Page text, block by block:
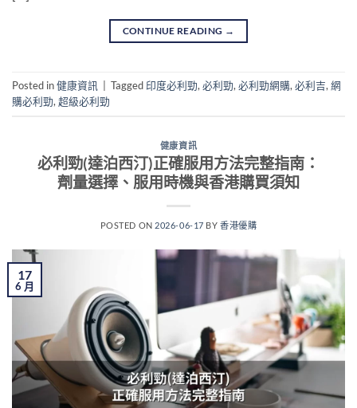
CONTINUE READING →
Posted in健康資訊 Tagged 印度必利勁, 必利勁, 必利勁網購, 必利吉, 網
購必利勁, 超級必利勁
健康資訊
必利勁(達泊西汀)正確服用方法完整指南：
劑量選擇、服用時機與香港購買須知
POSTED ON 2026-06-17 BY香港優購
17
6 月